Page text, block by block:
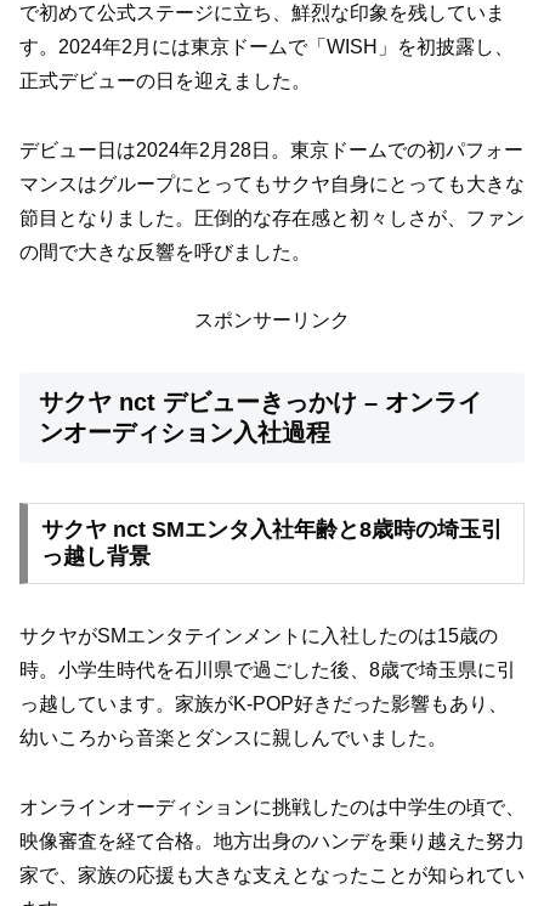
で初めて公式ステージに立ち、鮮烈な印象を残していま
す。2024年2月には東京ドームで「WISH」を初披露し、
正式デビューの日を迎えました。
デビュー日は2024年2月28日。東京ドームでの初パフォー
マンスはグループにとってもサクヤ自身にとっても大きな
節目となりました。圧倒的な存在感と初々しさが、ファン
の間で大きな反響を呼びました。
スポンサーリンク
サクヤ nct デビューきっかけ – オンライ
ンオーディション入社過程
サクヤ nct SMエンタ入社年齢と8歳時の埼玉引
っ越し背景
サクヤがSMエンタテインメントに入社したのは15歳の
時。小学生時代を石川県で過ごした後、8歳で埼玉県に引
っ越しています。家族がK-POP好きだった影響もあり、
幼いころから音楽とダンスに親しんでいました。
オンラインオーディションに挑戦したのは中学生の頃で、
映像審査を経て合格。地方出身のハンデを乗り越えた努力
家で、家族の応援も大きな支えとなったことが知られてい